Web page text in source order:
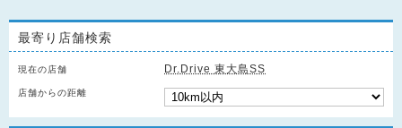
最寄り店舗検索
現在の店舗 Dr.Drive 東大島SS
店舗からの距離